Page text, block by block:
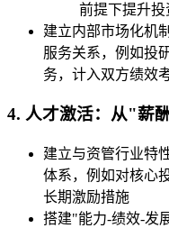
前提下提升投
建立内部市场化机
服务关系，例如投
务，计入双方绩效
4. 人才激活：从"薪
建立与资管行业特
体系，例如对核心
长期激励措施
搭建"能力-绩效-发